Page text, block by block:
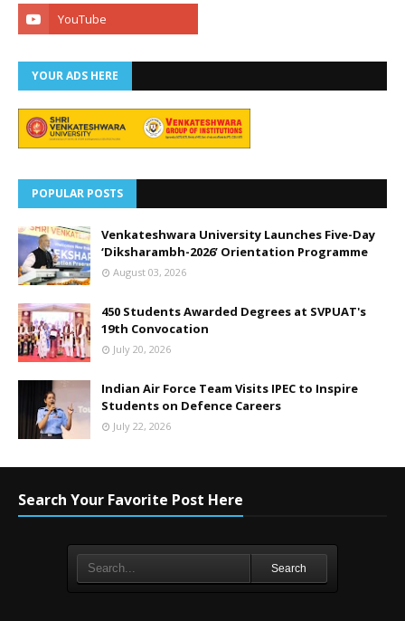
YOUR ADS HERE
POPULAR POSTS
Venkateshwara University Launches Five-Day
‘Diksharambh-2026’ Orientation Programme
August 03, 2026
450 Students Awarded Degrees at SVPUAT's
19th Convocation
July 20, 2026
Indian Air Force Team Visits IPEC to Inspire
Students on Defence Careers
July 22, 2026
Search Your Favorite Post Here
Search